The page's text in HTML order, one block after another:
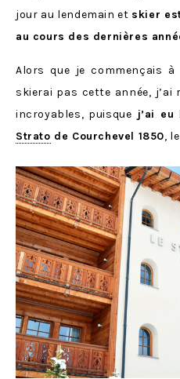
jour au lendemain et skier
au cours des dernières
Alors que je commençais
skierai pas cette année,
incroyables, puisque j’ai
Strato de Courchevel 1850,